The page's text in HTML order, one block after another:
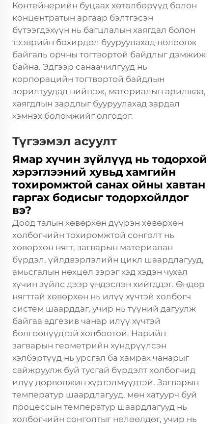
Контейнерийн буцаах хөтөлбөрүүд болон
концентратын аргаар бэлтгэсэн
бүтээгдэхүүн нь багцлалын хаягдал болон
тээврийн бохирдол бууруулахад нөлөөлж
байгаль орчны тогтвортой байдлыг дэмжиж
байна. Эдгээр санаачилгууд нь
корпорацийн тогтвортой байдлын
зорилтуудад нийцэж, материалын арилжаа,
хаягдлын зардлыг бууруулахад зардал
хэмнэх боломжийг олгодог.
Түгээмэл асуулт
Ямар хүчин зүйлүүд нь тодорхой
хэрэглээний хувьд хамгийн
тохиромжтой санах ойны хавтан
гаргах бодисыг тодорхойлдог
вэ?
Доод талын хөвөрхөн дүүрэн хөвөрхөн
холбогчийн тохиромжтой сонголт нь
хөвөрхөн нягт, загварын материалан
бүрдэл, үйлдвэрлэлийн цикл шаардлагууд,
амьсгалын нөхцөл зэрэг хэд хэдэн чухал
хүчин зүйлс дээр үндэслэн хийгддэг. Өндөр
нягттай хөвөрхөн нь илүү хүчтэй холбогч
систем шаарддаг, учир нь түүний дагуулж
байгаа адгезив чанар илүү хүчтэй
бөлгөөнүүдтэй холбоотой. Нарийн
загварын геометрийн хүндрүүлсэн
хэлбэртүүд нь урсгал ба хамрах чанарыг
сайжруулж буй тусгай бүрдэлт холбогчид
илүү дөрвөлжин хүртэлмүүдтэй. Загварын
температур шаардлагууд, мөн хатуурч буй
процессын температур шаардлагууд нь
холбогчийн сонголтыг нөлөөлдөг, учир нь